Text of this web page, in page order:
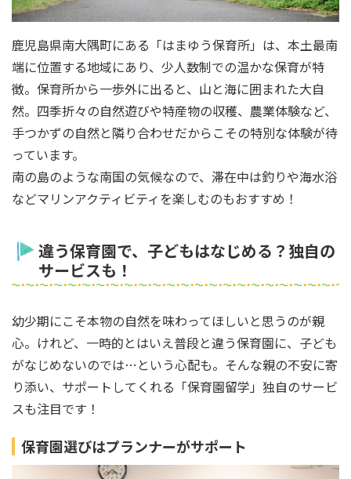
鹿児島県南大隅町にある「はまゆう保育所」は、本土最南
端に位置する地域にあり、少人数制での温かな保育が特
徴。保育所から一歩外に出ると、山と海に囲まれた大自
然。四季折々の自然遊びや特産物の収穫、農業体験など、
手つかずの自然と隣り合わせだからこその特別な体験が待
っています。
南の島のような南国の気候なので、滞在中は釣りや海水浴
などマリンアクティビティを楽しむのもおすすめ！
違う保育園で、子どもはなじめる？独自の
サービスも！
幼少期にこそ本物の自然を味わってほしいと思うのが親
心。けれど、一時的とはいえ普段と違う保育園に、子ども
がなじめないのでは…という心配も。そんな親の不安に寄
り添い、サポートしてくれる「保育園留学」独自のサービ
スも注目です！
保育園選びはプランナーがサポート